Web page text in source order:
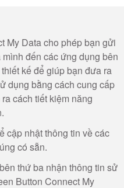
My Data cho phép bạn gửi
đến các ứng dụng bên
kế để giúp bạn đưa ra
dụng bằng cách cung cấp
cách tiết kiệm năng
cập nhật thông tin về các
có sẵn.
thứ ba nhận thông tin sử
Button Connect My